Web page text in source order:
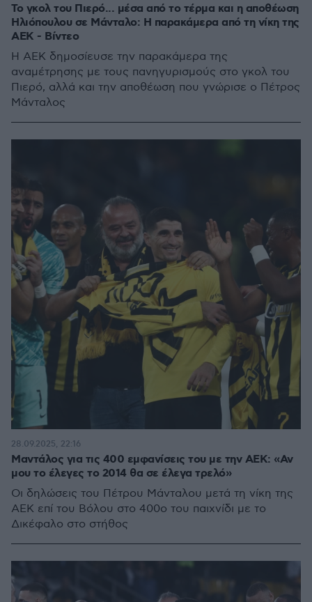
Το γκολ του Πιερό... μέσα από το τέρμα και η αποθέωση
Ηλιόπουλου σε Μάνταλο: Η παρακάμερα από τη νίκη της
ΑΕΚ - Βίντεο
Η ΑΕΚ δημοσίευσε την παρακάμερα της
αναμέτρησης με τους πανηγυρισμούς στο γκολ του
Πιερό, αλλά και την αποθέωση που γνώρισε ο Πέτρος
Μάνταλος
Μαντάλος για τις 400 εμφανίσεις του με την ΑΕΚ: «Αν
μου το έλεγες το 2014 θα σε έλεγα τρελό»
Οι δηλώσεις του Πέτρου Μάνταλου μετά τη νίκη της
ΑΕΚ επί του Βόλου στο 400ο του παιχνίδι με το
Δικέφαλο στο στήθος
28.09.2025, 22:16